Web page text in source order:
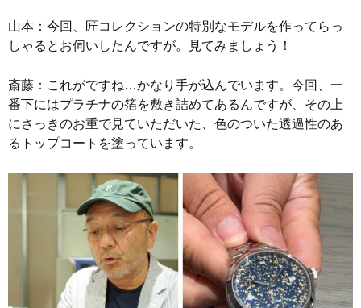
山本：今回、匠コレクションの特別なモデルを作ってらっ
しゃるとお伺いしたんですが。見てみましょう！
斎藤：これがですね…かなり手が込んでいます。今回、一
番下にはプラチナの箔を敷き詰めてあるんですが、その上
にさっきのお重で見ていただいた、色のついた透過性のあ
るトップコートを塗っています。